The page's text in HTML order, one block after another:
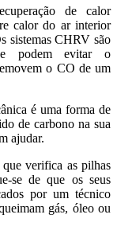
de calor
calor do ar interior
sistemas CHRV são
e podem evitar o
o CO de um
é uma forma de
de carbono na sua
ajudar.
verifica as pilhas
se de que os seus
por um técnico
gás, óleo ou